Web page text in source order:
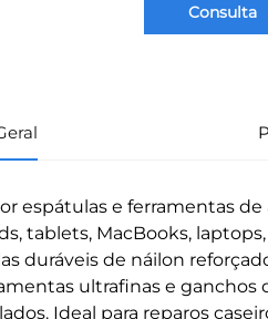
Consulta
espátulas e ferramentas
tablets, MacBooks,
duráveis de náilon
ultrafinas e ganchos
Ideal para reparos